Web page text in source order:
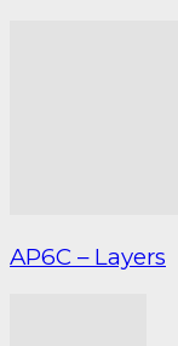
AP6C – Layers